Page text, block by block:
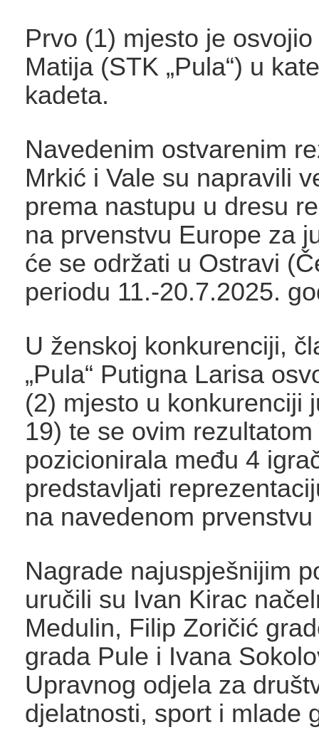
Prvo (1) mjesto je
Matija (STK „Pula“) u
kadeta.
Navedenim ostvarenim
Mrkić i Vale su napravili
prema nastupu u dresu
na prvenstvu Europe za
će se održati u Ostravi
periodu 11.-20.7.2025.
U ženskoj konkurenciji,
„Pula“ Putigna Larisa
(2) mjesto u konkurenciji
19) te se ovim rezultatom
pozicionirala među 4
predstavljati
na navedenom
Nagrade najuspješnijim
uručili su Ivan Kirac
Medulin, Filip Zoričić
grada Pule i Ivana
Upravnog odjela za
djelatnosti, sport i mlade